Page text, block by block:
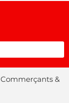
Commerçants &